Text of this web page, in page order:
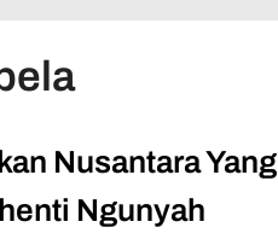
Nusantara Yang
Ngunyah